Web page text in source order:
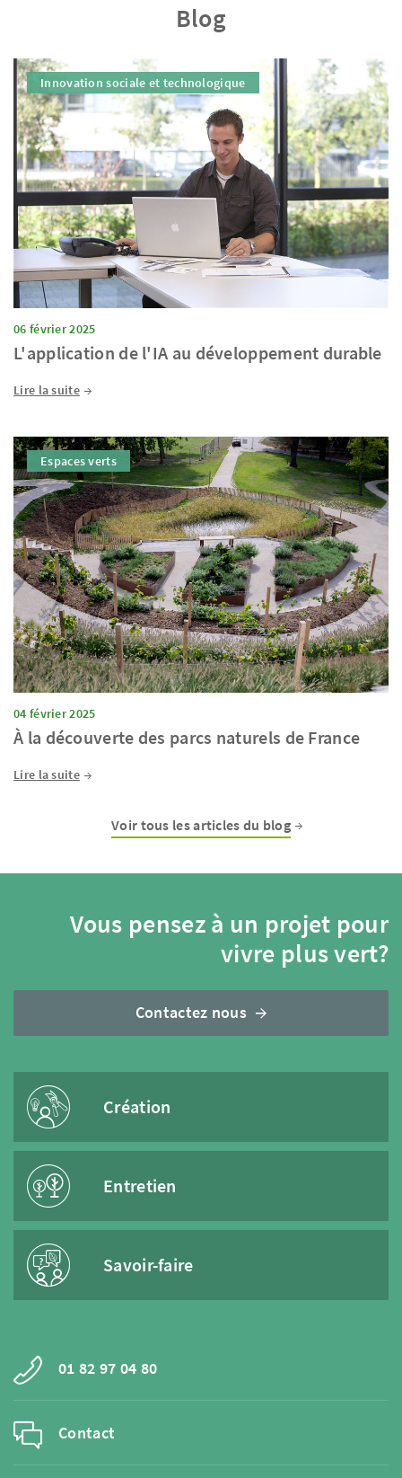
Blog
Innovation sociale et technologique
06 février 2025
L'application de l'IA au développement durable
Lire la suite
Espaces verts
04 février 2025
À la découverte des parcs naturels de France
Lire la suite
Voir tous les articles du blog
Vous pensez à un projet pour
vivre plus vert?
Contactez nous
Création
Entretien
Savoir-faire
01 82 97 04 80
Contact